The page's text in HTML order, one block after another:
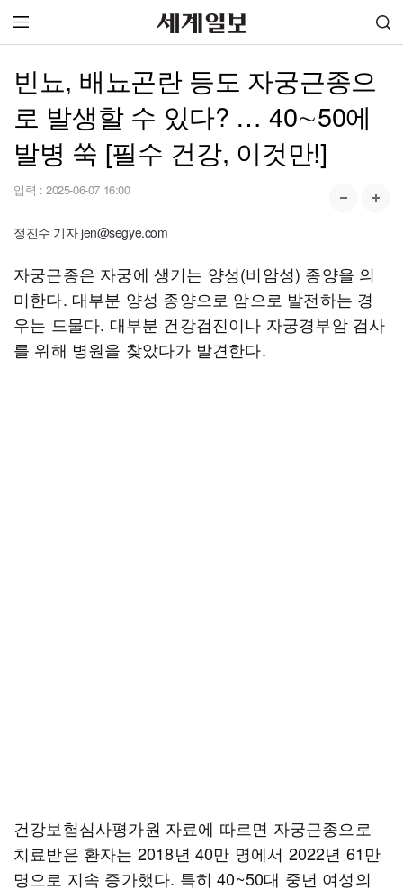
빈뇨, 배뇨곤란 등도 자궁근종으
로 발생할 수 있다? … 40∼50에
발병 쑥 [필수 건강, 이것만!]
입력 : 2025-06-07 16:00
정진수 기자 jen@segye.com
자궁근종은 자궁에 생기는 양성(비암성) 종양을 의
미한다. 대부분 양성 종양으로 암으로 발전하는 경
우는 드물다. 대부분 건강검진이나 자궁경부암 검사
를 위해 병원을 찾았다가 발견한다.
건강보험심사평가원 자료에 따르면 자궁근종으로
치료받은 환자는 2018년 40만 명에서 2022년 61만
명으로 지속 증가했다. 특히 40~50대 중년 여성의